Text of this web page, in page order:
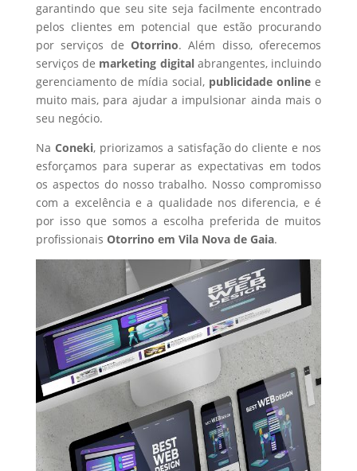
garantindo que seu site seja facilmente encontrado
pelos clientes em potencial que estão procurando
por serviços de Otorrino. Além disso, oferecemos
serviços de marketing digital abrangentes, incluindo
gerenciamento de mídia social, publicidade online e
muito mais, para ajudar a impulsionar ainda mais o
seu negócio.
Na Coneki, priorizamos a satisfação do cliente e nos
esforçamos para superar as expectativas em todos
os aspectos do nosso trabalho. Nosso compromisso
com a excelência e a qualidade nos diferencia, e é
por isso que somos a escolha preferida de muitos
profissionais Otorrino em Vila Nova de Gaia.